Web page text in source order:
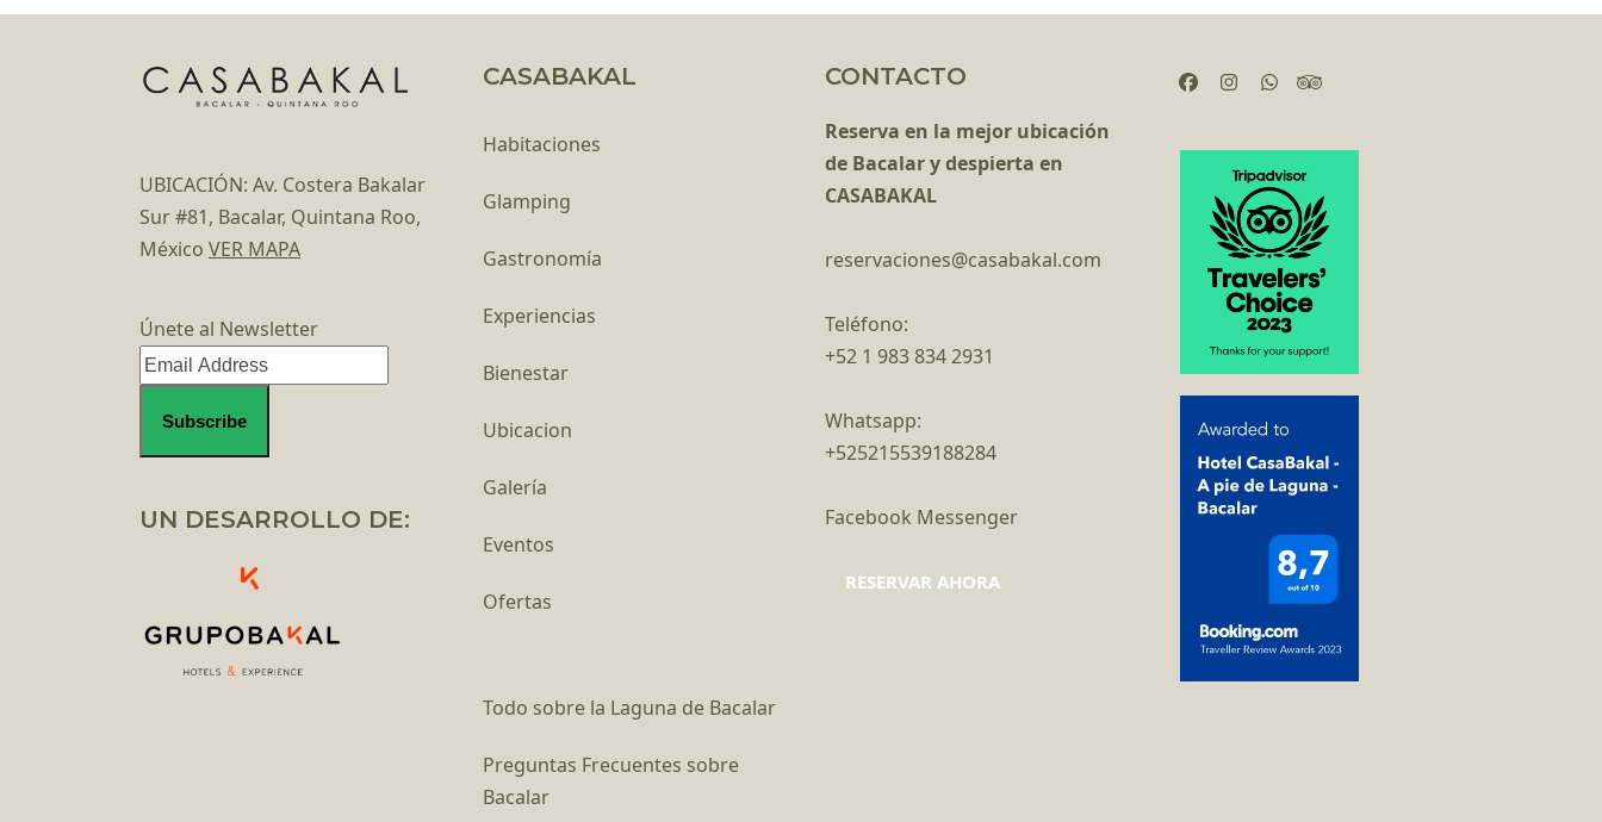
UBICACIÓN: Av. Costera Bakalar
Sur #81, Bacalar, Quintana Roo,
México VER MAPA
Únete al Newsletter
UN DESARROLLO DE:
CASABAKAL
Habitaciones
Glamping
Gastronomía
Experiencias
Bienestar
Ubicacion
Galería
Eventos
Ofertas
Todo sobre la Laguna de Bacalar
Preguntas Frecuentes sobre
Bacalar
CONTACTO
Reserva en la mejor ubicación
de Bacalar y despierta en
CASABAKAL
reservaciones@casabakal.com
Teléfono:
+52 1 983 834 2931
Whatsapp:
+525215539188284
Facebook Messenger
RESERVAR AHORA
Facebook
Instagram
WhatsappTripadvisor